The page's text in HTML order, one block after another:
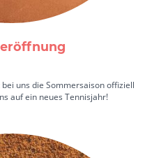
uns die Sommersaison offiziell
auf ein neues Tennisjahr!